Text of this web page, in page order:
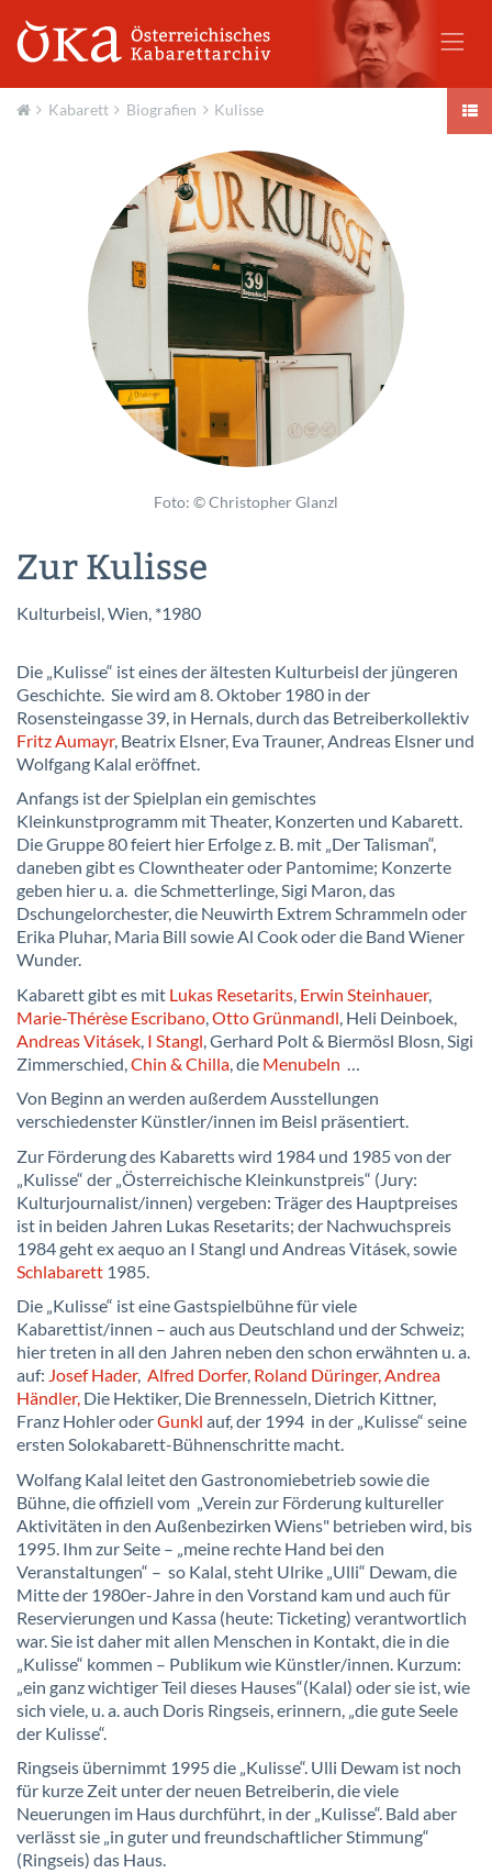
Kabarett Biografien Kulisse
Foto: © Christopher Glanzl
Zur Kulisse
Kulturbeisl, Wien, *1980
Die „Kulisse“ ist eines der ältesten Kulturbeisl der jüngeren
Geschichte. Sie wird am 8. Oktober 1980 in der
Rosensteingasse 39, in Hernals, durch das Betreiberkollektiv
Fritz Aumayr, Beatrix Elsner, Eva Trauner, Andreas Elsner und
Wolfgang Kalal eröffnet.
Anfangs ist der Spielplan ein gemischtes
Kleinkunstprogramm mit Theater, Konzerten und Kabarett.
Die Gruppe 80 feiert hier Erfolge z. B. mit „Der Talisman“,
daneben gibt es Clowntheater oder Pantomime; Konzerte
geben hier u. a. die Schmetterlinge, Sigi Maron, das
Dschungelorchester, die Neuwirth Extrem Schrammeln oder
Erika Pluhar, Maria Bill sowie Al Cook oder die Band Wiener
Wunder.
Kabarett gibt es mit Lukas Resetarits, Erwin Steinhauer,
Marie-Thérèse Escribano,Otto Grünmandl, Heli Deinboek,
Andreas Vitásek, I Stangl, Gerhard Polt & Biermösl Blosn, Sigi
Zimmerschied,Chin & Chilla, die Menubeln …
Von Beginn an werden außerdem Ausstellungen
verschiedenster Künstler/innen im Beisl präsentiert.
Zur Förderung des Kabaretts wird 1984 und 1985 von der
„Kulisse“ der „Österreichische Kleinkunstpreis“ (Jury:
Kulturjournalist/innen) vergeben: Träger des Hauptpreises
ist in beiden Jahren Lukas Resetarits; der Nachwuchspreis
1984 geht ex aequo an I Stangl und Andreas Vitásek, sowie
Schlabarett 1985.
Die „Kulisse“ ist eine Gastspielbühne für viele
Kabarettist/innen – auch aus Deutschland und der Schweiz;
hier treten in all den Jahren neben den schon erwähnten u. a.
auf: Josef Hader, Alfred Dorfer, Roland Düringer,Andrea
Händler, Die Hektiker, Die Brennesseln, Dietrich Kittner,
Franz Hohler oderGunkl auf, der 1994 in der „Kulisse“ seine
ersten Solokabarett-Bühnenschritte macht.
Wolfang Kalal leitet den Gastronomiebetrieb sowie die
Bühne, die offiziell vom „Verein zur Förderung kultureller
Aktivitäten in den Außenbezirken Wiens" betrieben wird, bis
1995. Ihm zur Seite – „meine rechte Hand bei den
Veranstaltungen“ – so Kalal, steht Ulrike „Ulli“ Dewam, die
Mitte der 1980er-Jahre in den Vorstand kam und auch für
Reservierungen und Kassa (heute: Ticketing) verantwortlich
war. Sie ist daher mit allen Menschen in Kontakt, die in die
„Kulisse“ kommen – Publikum wie Künstler/innen. Kurzum:
„ein ganz wichtiger Teil dieses Hauses“(Kalal) oder sie ist, wie
sich viele, u. a. auch Doris Ringseis, erinnern, „die gute Seele
der Kulisse“.
Ringseis übernimmt 1995 die „Kulisse“. Ulli Dewam ist noch
für kurze Zeit unter der neuen Betreiberin, die viele
Neuerungen im Haus durchführt, in der „Kulisse“. Bald aber
verlässt sie „in guter und freundschaftlicher Stimmung“
(Ringseis) das Haus.